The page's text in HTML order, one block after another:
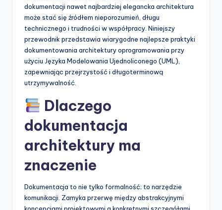
dokumentacji nawet najbardziej elegancka architektura
może stać się źródłem nieporozumień, długu
technicznego i trudności w współpracy. Niniejszy
przewodnik przedstawia wiarygodne najlepsze praktyki
dokumentowania architektury oprogramowania przy
użyciu Języka Modelowania Ujednoliconego (UML),
zapewniając przejrzystość i długoterminową
utrzymywalność.
Dlaczego
dokumentacja
architektury ma
znaczenie
Dokumentacja to nie tylko formalność; to narzędzie
komunikacji. Zamyka przerwę między abstrakcyjnymi
koncepcjami projektowymi a konkretnymi szczegółami